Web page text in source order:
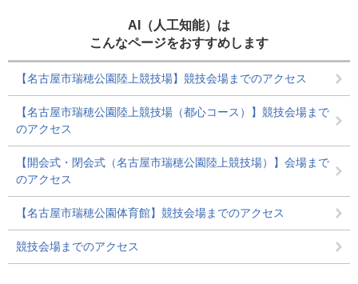
AI（人工知能）は
こんなページをおすすめします
【名古屋市瑞穂公園陸上競技場】競技会場までのアクセス
【名古屋市瑞穂公園陸上競技場（都心コース）】競技会場まで
のアクセス
【開会式・閉会式（名古屋市瑞穂公園陸上競技場）】会場まで
のアクセス
【名古屋市瑞穂公園体育館】競技会場までのアクセス
競技会場までのアクセス